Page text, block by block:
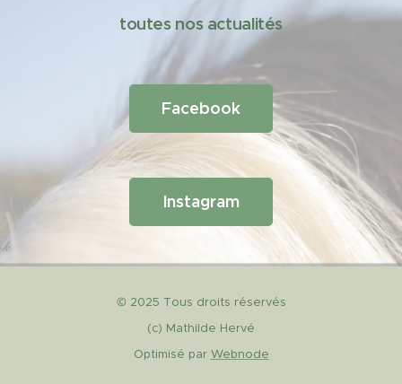
toutes nos actualités
Facebook
Instagram
© 2025 Tous droits réservés
(c) Mathilde Hervé
Optimisé par Webnode